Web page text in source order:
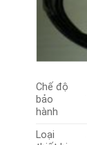
Chế độ
bảo
hành
Loại